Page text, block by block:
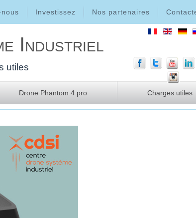
Industriel
Drone Phantom 4 pro Charges utiles
utiles
Investissez Nos partenaires